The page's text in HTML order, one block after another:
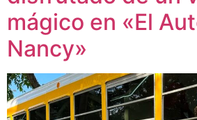
mágico en «El
Nancy»